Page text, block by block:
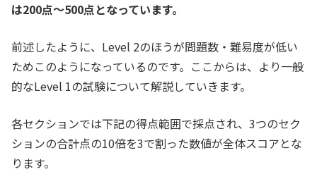
は200点〜500点となっています。
前述したように、Level 2のほうが問題数・難易度が低い
ためこのようになっているのです。ここからは、より一般
的なLevel 1の試験について解説していきます。
各セクションでは下記の得点範囲で採点され、3つのセク
ションの合計点の10倍を3で割った数値が全体スコアとな
ります。